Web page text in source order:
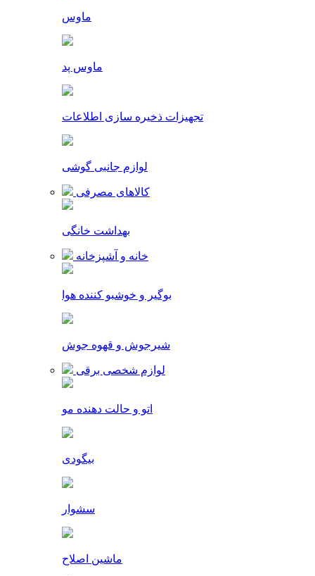
ماوس
ماوس پد
تجهیزات ذخیره سازی اطلاعات
لوازم جانبی گوشی
کالاهای مصرفی
بهداشت خانگی
خانه و آشپزخانه
بوگیر و خوشبو کننده هوا
شیرجوش و قهوه جوش
لوازم شخصی برقی
اتو و حالت دهنده مو
بیگودی
سشوار
ماشین اصلاح